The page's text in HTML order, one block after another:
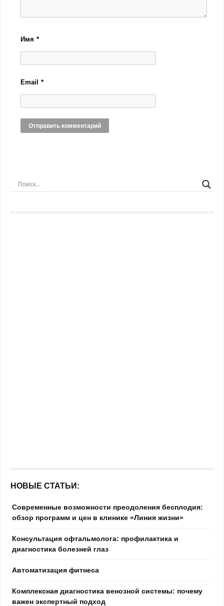
Имя*
Email*
НОВЫЕ СТАТЬИ:
Современные возможности преодоления бесплодия:
обзор программ и цен в клинике «Линия жизни»
Консультация офтальмолога: профилактика и
диагностика болезней глаз
Автоматизация фитнеса
Комплексная диагностика венозной системы: почему
важен экспертный подход